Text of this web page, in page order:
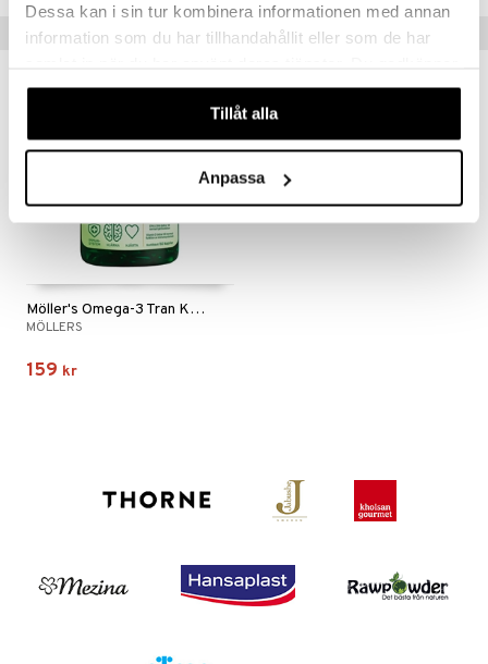
Dessa kan i sin tur kombinera informationen med annan
information som du har tillhandahållit eller som de har
våra cookies vid fortsatt användande av vår webbplats.
Tillåt alla
Anpassa
Tips till dig
Möller's Omega-3 Tran Kapslar
MÖLLERS
159 kr